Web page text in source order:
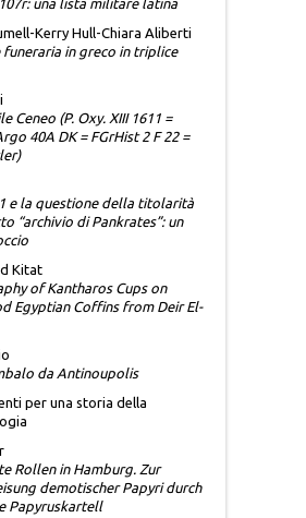
IBI IUS
DEI MODERNI
DI MESSANA
DELL’ASSOCIAZIONE ITALO-
una lista militare latina
Kerry Hull-Chiara Aliberti
funeraria in greco in triplice
Ceneo (P. Oxy. XIII 1611 =
40A DK = FGrHist 2 F 22 =
e la questione della titolarità
“archivio di Pankrates”: un
Kitat
of Kantharos Cups on
Egyptian Coffins from Deir El-
da Antinoupolis
per una storia della
Rollen in Hamburg. Zur
demotischer Papyri durch
Papyruskartell